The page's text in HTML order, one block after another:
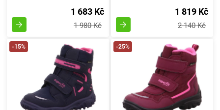
1 683 Kč
1 980 Kč
1 819 Kč
2 140 Kč
-15% -25%